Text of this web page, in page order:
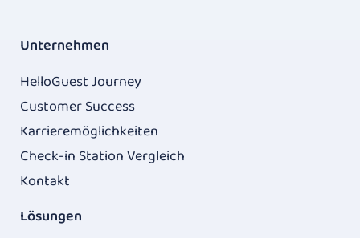
Unternehmen
HelloGuest Journey
Customer Success
Karrieremöglichkeiten
Check-in Station Vergleich
Kontakt
Lösungen